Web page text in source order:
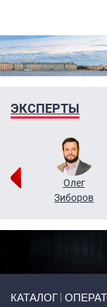
ЭКСПЕРТЫ
Олег
Зиборов
КАТАЛОГ